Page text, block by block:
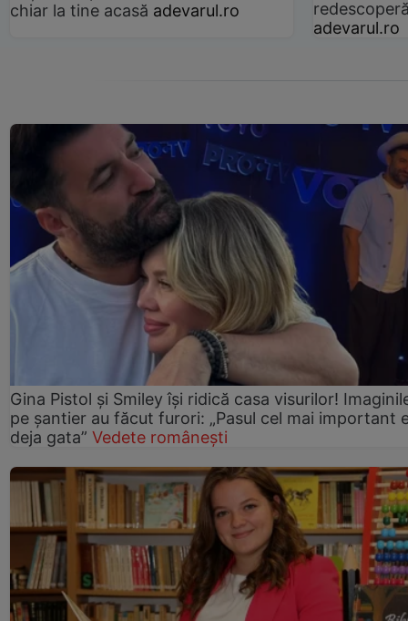
chiar la tine acasă adevarul.ro
adevarul.ro
Gina Pistol și Smiley își ridică casa visurilor!
pe șantier au făcut furori: „Pasul cel mai important
deja gata” Vedete românești